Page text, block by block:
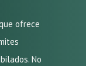
ofrece
No